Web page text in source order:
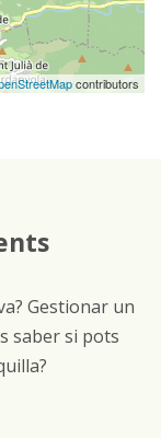
contributors
Gestionar un
saber si pots